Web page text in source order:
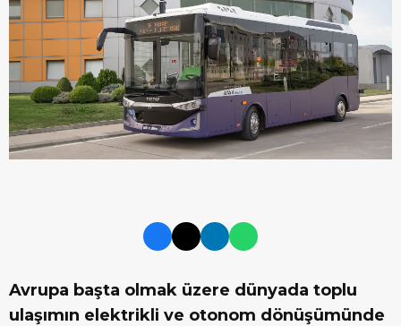
Avrupa başta olmak üzere dünyada toplu
ulaşımın elektrikli ve otonom dönüşümünde